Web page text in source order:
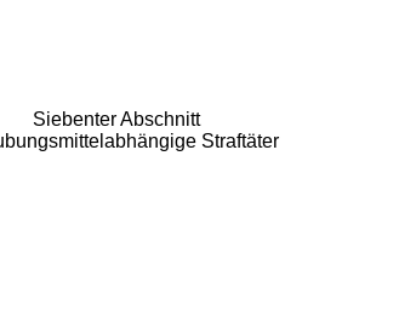
Siebenter Abschnitt
Straftäter